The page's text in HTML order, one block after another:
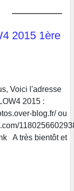
2015 1ère
Voici l'adresse
2015 :
blog.fr/ ou
A très bientôt et